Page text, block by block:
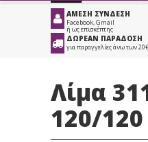
ΑΜΕΣΗ ΣΥΝΔΕΣΗ
Facebook, Gmail
ή ως επισκέπτης
ΔΩΡΕΑΝ ΠΑΡΑΔΟΣΗ
για παραγγελίες άνω των 20€
Λίμα
120/120